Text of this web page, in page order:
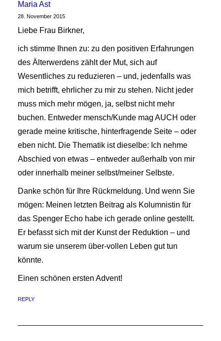
Maria Ast
28. November 2015
Liebe Frau Birkner,
ich stimme Ihnen zu: zu den positiven Erfahrungen
des Älterwerdens zählt der Mut, sich auf
Wesentliches zu reduzieren – und, jedenfalls was
mich betrifft, ehrlicher zu mir zu stehen. Nicht jeder
muss mich mehr mögen, ja, selbst nicht mehr
buchen. Entweder mensch/Kunde mag AUCH oder
gerade meine kritische, hinterfragende Seite – oder
eben nicht. Die Thematik ist dieselbe: Ich nehme
Abschied von etwas – entweder außerhalb von mir
oder innerhalb meiner selbst/meiner Selbste.
Danke schön für Ihre Rückmeldung. Und wenn Sie
mögen: Meinen letzten Beitrag als Kolumnistin für
das Spenger Echo habe ich gerade online gestellt.
Er befasst sich mit der Kunst der Reduktion – und
warum sie unserem über-vollen Leben gut tun
könnte.
Einen schönen ersten Advent!
REPLY